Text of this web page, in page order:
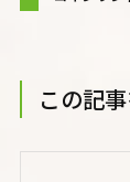
この記